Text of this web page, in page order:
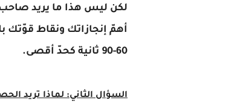
لكن ليس هذا ما يريد
أهمّ إنجازاتك ونقاط قوّتك
60-90 ثانية كحدّ أقصى.
السؤال الثاني: لماذا تريد